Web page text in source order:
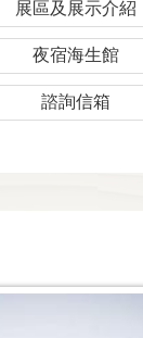
展區及展示介紹
夜宿海生館